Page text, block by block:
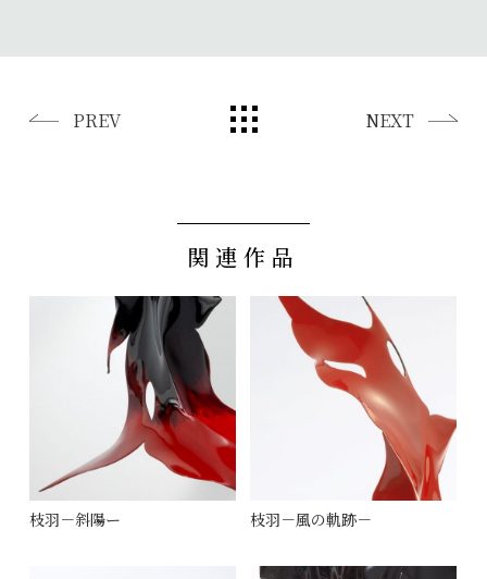
PREV NEXT
関連作品
枝羽－斜陽ー 枝羽－風の軌跡－